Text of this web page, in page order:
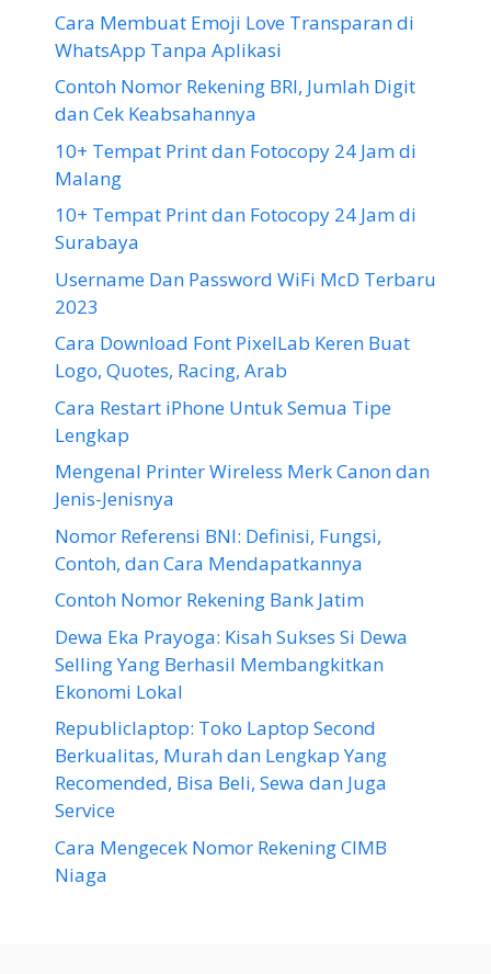
Cara Membuat Emoji Love Transparan di
WhatsApp Tanpa Aplikasi
Contoh Nomor Rekening BRI, Jumlah Digit
dan Cek Keabsahannya
10+ Tempat Print dan Fotocopy 24 Jam di
Malang
10+ Tempat Print dan Fotocopy 24 Jam di
Surabaya
Username Dan Password WiFi McD Terbaru
2023
Cara Download Font PixelLab Keren Buat
Logo, Quotes, Racing, Arab
Cara Restart iPhone Untuk Semua Tipe
Lengkap
Mengenal Printer Wireless Merk Canon dan
Jenis-Jenisnya
Nomor Referensi BNI: Definisi, Fungsi,
Contoh, dan Cara Mendapatkannya
Contoh Nomor Rekening Bank Jatim
Dewa Eka Prayoga: Kisah Sukses Si Dewa
Selling Yang Berhasil Membangkitkan
Ekonomi Lokal
Republiclaptop: Toko Laptop Second
Berkualitas, Murah dan Lengkap Yang
Recomended, Bisa Beli, Sewa dan Juga
Service
Cara Mengecek Nomor Rekening CIMB
Niaga